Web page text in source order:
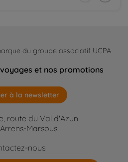
du groupe associatif UCPA
et nos promotions
à la newsletter
route du Val d'Azun
Marsous
nous